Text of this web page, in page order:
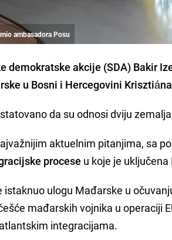
ambasadora Posu
demokratske akcije (SDA) Bakir
u Bosni i Hercegovini
da su odnosi dviju
aktuelnim pitanjima, sa
procese u koje je
istaknuo ulogu Mađarske u
mađarskih vojnika u operaciji
integracijama.